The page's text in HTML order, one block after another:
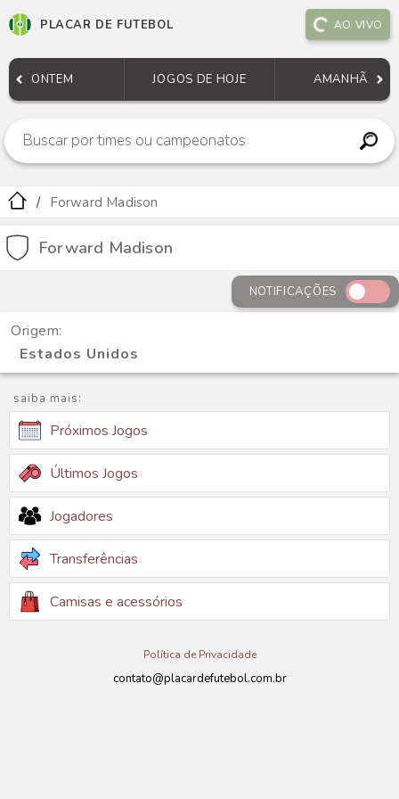
PLACAR DE FUTEBOL AO VIVO
ONTEM JOGOS DE HOJE AMANHÃ
Forward Madison
Forward Madison
NOTIFICAÇÕES
Origem:
Estados Unidos
saiba mais:
Próximos Jogos
Últimos Jogos
Jogadores
Transferências
Camisas e acessórios
Política de Privacidade
contato@placardefutebol.com.br